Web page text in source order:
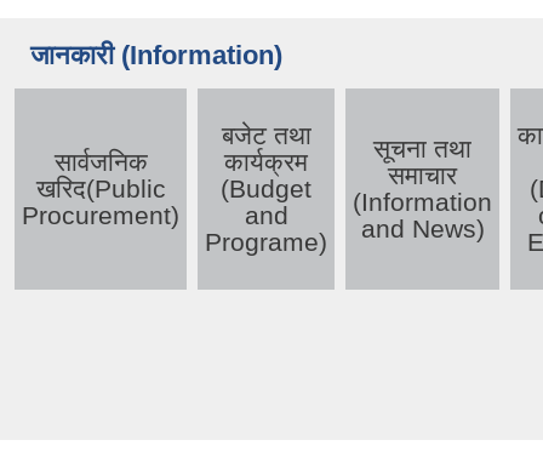
जानकारी (Information)
सार्वजनिक
खरिद(Public
Procurement)
बजेट तथा
कार्यक्रम
(Budget
and
Programe)
सूचना तथा
समाचार
(Information
and News)